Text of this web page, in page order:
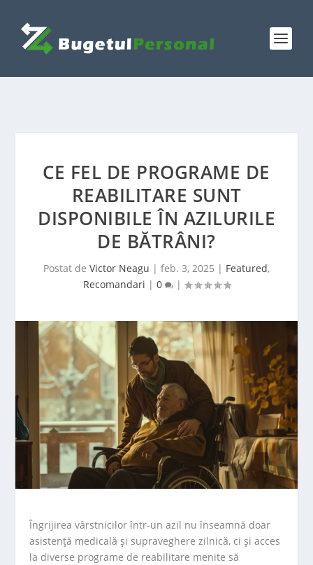
CE FEL DE PROGRAME DE
REABILITARE SUNT
DISPONIBILE ÎN AZILURILE
DE BĂTRÂNI?
Postat de Victor Neagu | feb. 3, 2025 | Featured,
Recomandari | 0 |
Îngrijirea vârstnicilor într-un azil nu înseamnă doar
asistență medicală și supraveghere zilnică, ci și acces
la diverse programe de reabilitare menite să